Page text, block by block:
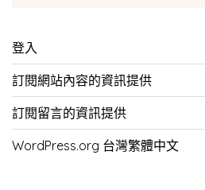
登入
訂閱網站內容的資訊提供
訂閱留言的資訊提供
WordPress.org 台灣繁體中文